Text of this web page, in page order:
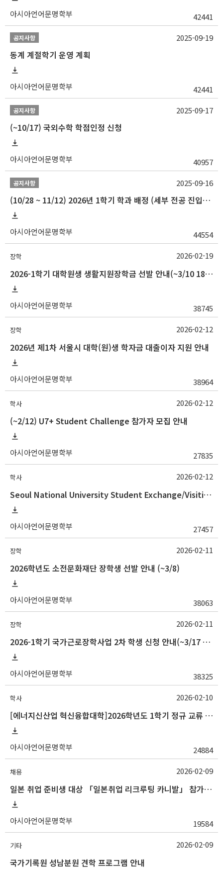
아시아언어문명학부 42441
공지사항
동계 계절학기 운영 계획
아시아언어문명학부 42441
2025-09-19
공지사항
(~10/17) 국외수학 학점인정 신청
아시아언어문명학부 40957
2025-09-17
공지사항
(10/28 ~ 11/12) 2026년 1학기 학과 배정 (세부 전공 진입) 안내
아시아언어문명학부 44554
2025-09-16
장학
2026-1학기 대학원생 생활지원장학금 선발 안내(~3/10 18:00)
아시아언어문명학부 38745
2026-02-19
장학
2026년 제1차 서울시 대학(원)생 학자금 대출이자 지원 안내
아시아언어문명학부 38964
2026-02-12
학사
(~2/12) U7+ Student Challenge 참가자 모집 안내
아시아언어문명학부 27835
2026-02-12
학사
Seoul National University Student Exchange/Visiting Program Guideline (Fall 2026 Admission) / 2026학년도 2학기 국제교환방문학생 프로그램 선발 절차 안
아시아언어문명학부 27457
2026-02-12
장학
2026학년도 소전문화재단 장학생 선발 안내 (~3/8)
아시아언어문명학부 38063
2026-02-11
장학
2026-1학기 국가근로장학사업 2차 학생 신청 안내(~3/17 18:00)
아시아언어문명학부 38325
2026-02-11
학사
[에너지신산업 혁신융합대학]2026학년도 1학기 정규 교류 수학 안내(경남정보대)
아시아언어문명학부 24884
2026-02-10
채용
일본 취업 준비생 대상 「일본취업 리크루팅 카니발」 참가자 모집 안내
아시아언어문명학부 19584
2026-02-09
기타
국가기록원 성남분원 견학 프로그램 안내
2026-02-09